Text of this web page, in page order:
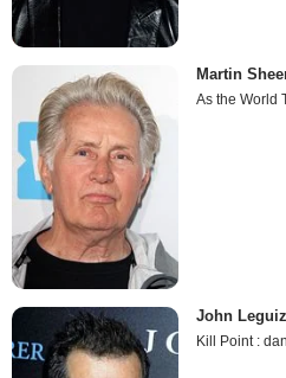
Martin
As the World
John
Kill Point :